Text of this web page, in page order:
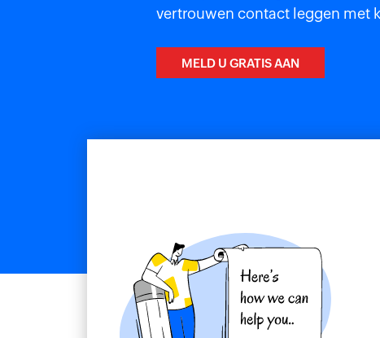
vertrouwen contact leggen met
MELD U GRATIS AAN